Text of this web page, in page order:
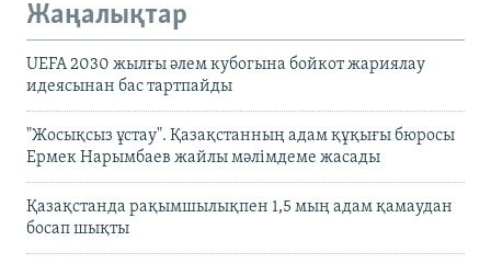
Жаңалықтар
UEFA 2030 жылғы әлем кубогына бойкот жариялау
идеясынан бас тартпайды
"Жосықсыз ұстау". Қазақстанның адам құқығы бюросы
Ермек Нарымбаев жайлы мәлімдеме жасады
Қазақстанда рақымшылықпен 1,5 мың адам қамаудан
босап шықты